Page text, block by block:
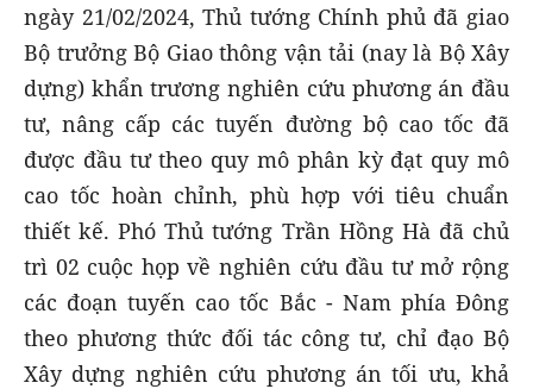
ngày 21/02/2024, Thủ tướng Chính phủ đã giao
Bộ trưởng Bộ Giao thông vận tải (nay là Bộ Xây
dựng) khẩn trương nghiên cứu phương án đầu
tư, nâng cấp các tuyến đường bộ cao tốc đã
được đầu tư theo quy mô phân kỳ đạt quy mô
cao tốc hoàn chỉnh, phù hợp với tiêu chuẩn
thiết kế. Phó Thủ tướng Trần Hồng Hà đã chủ
trì 02 cuộc họp về nghiên cứu đầu tư mở rộng
các đoạn tuyến cao tốc Bắc - Nam phía Đông
theo phương thức đối tác công tư, chỉ đạo Bộ
Xây dựng nghiên cứu phương án tối ưu, khả